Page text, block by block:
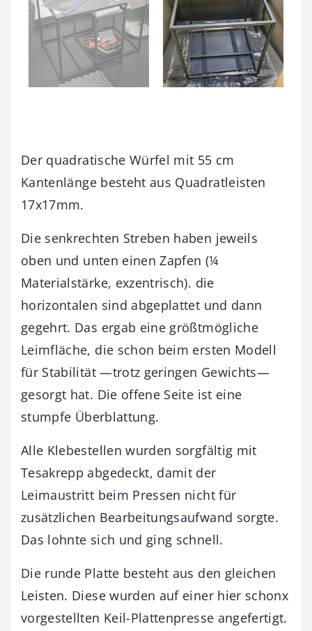
Der quadratische Würfel mit 55 cm
Kantenlänge besteht aus Quadratleisten
17x17mm.
Die senkrechten Streben haben jeweils
oben und unten einen Zapfen (¼
Materialstärke, exzentrisch). die
horizontalen sind abgeplattet und dann
gegehrt. Das ergab eine größtmögliche
Leimfläche, die schon beim ersten Modell
für Stabilität —trotz geringen Gewichts—
gesorgt hat. Die offene Seite ist eine
stumpfe Überblattung.
Alle Klebestellen wurden sorgfältig mit
Tesakrepp abgedeckt, damit der
Leimaustritt beim Pressen nicht für
zusätzlichen Bearbeitungsaufwand sorgte.
Das lohnte sich und ging schnell.
Die runde Platte besteht aus den gleichen
Leisten. Diese wurden auf einer hier schonx
vorgestellten Keil-Plattenpresse angefertigt.